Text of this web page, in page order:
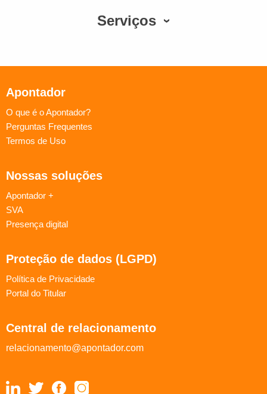
Serviços
Apontador
O que é o Apontador?
Perguntas Frequentes
Termos de Uso
Nossas soluções
Apontador +
SVA
Presença digital
Proteção de dados (LGPD)
Política de Privacidade
Portal do Titular
Central de relacionamento
relacionamento@apontador.com